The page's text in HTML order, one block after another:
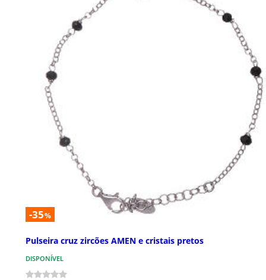
-35%
Pulseira cruz zircões AMEN e cristais pretos
DISPONÍVEL